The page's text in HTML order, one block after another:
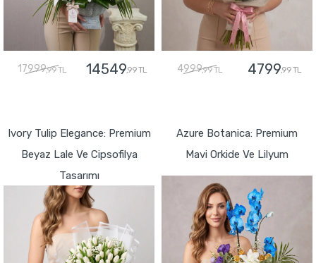
17999,99 TL 14549,99 TL 4999,99 TL 4799,99 TL
Ivory Tulip Elegance: Premium
Beyaz Lale Ve Cipsofilya
Tasarımı
Azure Botanica: Premium
Mavi Orkide Ve Lilyum